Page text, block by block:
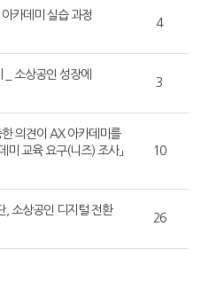
카데미 실습 과정
4
_ 소상공인 성장에
3
의견이 AX 아카데미를
미 교육 요구(니즈) 조사」
10
, 소상공인 디지털 전환
26